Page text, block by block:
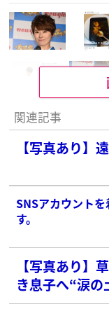
関連記事
【写真あり】
SNSアカウント
す。
【写真あり
き息子へ“涙の